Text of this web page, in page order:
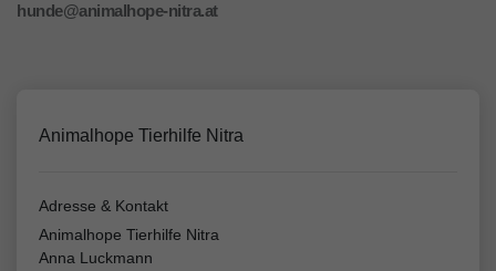
hunde@animalhope-nitra.at
Animalhope Tierhilfe Nitra
Adresse & Kontakt
Animalhope Tierhilfe Nitra
Anna Luckmann